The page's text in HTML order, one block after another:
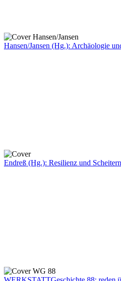
Hansen/Jansen (Hg.): Archäologie
Endreß (Hg.): Resilienz und Scheitern